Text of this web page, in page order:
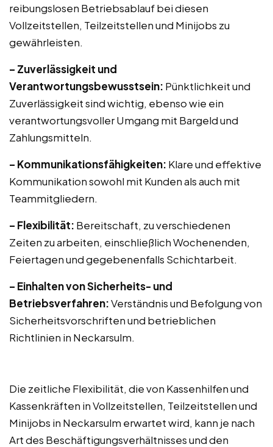
reibungslosen Betriebsablauf bei diesen
Vollzeitstellen, Teilzeitstellen und Minijobs zu
gewährleisten.
– Zuverlässigkeit und
Verantwortungsbewusstsein: Pünktlichkeit und
Zuverlässigkeit sind wichtig, ebenso wie ein
verantwortungsvoller Umgang mit Bargeld und
Zahlungsmitteln.
– Kommunikationsfähigkeiten: Klare und effektive
Kommunikation sowohl mit Kunden als auch mit
Teammitgliedern.
– Flexibilität: Bereitschaft, zu verschiedenen
Zeiten zu arbeiten, einschließlich Wochenenden,
Feiertagen und gegebenenfalls Schichtarbeit.
– Einhalten von Sicherheits- und
Betriebsverfahren:Verständnis und Befolgung von
Sicherheitsvorschriften und betrieblichen
Richtlinien in Neckarsulm.
Die zeitliche Flexibilität, die von Kassenhilfen und
Kassenkräften in Vollzeitstellen, Teilzeitstellen und
Minijobs in Neckarsulm erwartet wird, kann je nach
Art des Beschäftigungsverhältnisses und den